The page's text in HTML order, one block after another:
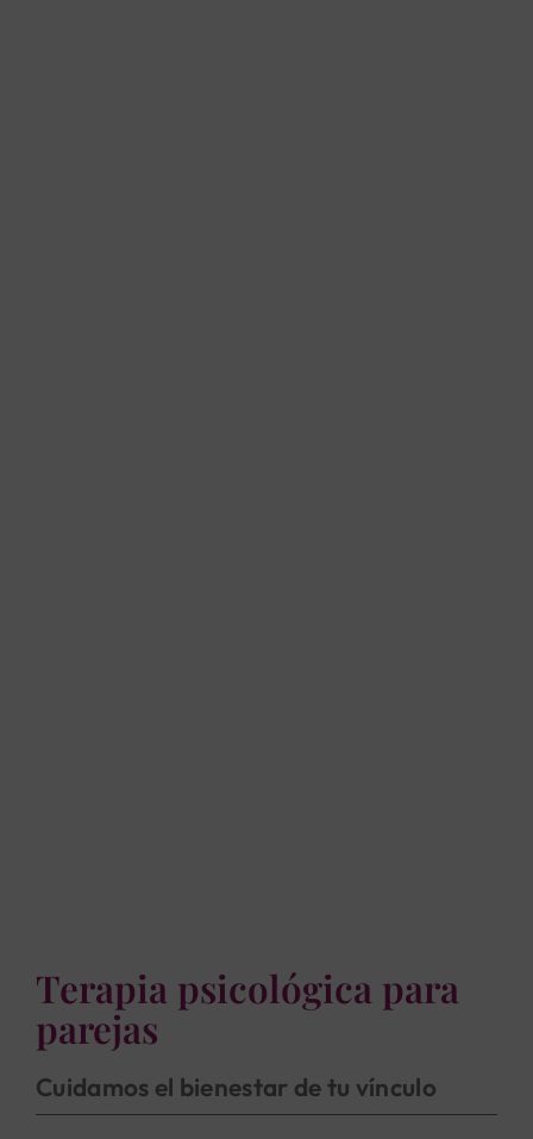
Terapia psicológica para
parejas
Cuidamos el bienestar de tu vínculo